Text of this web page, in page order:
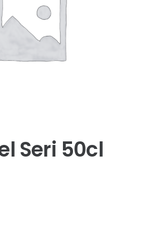
Seri 50cl